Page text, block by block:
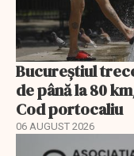
Bucureștiul
de până la 80
Cod portocaliu
06 AUGUST 2026